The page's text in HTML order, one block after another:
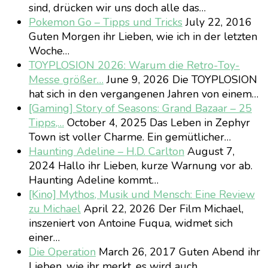
sind, drücken wir uns doch alle das…
Pokemon Go – Tipps und TricksJuly 22, 2016
Guten Morgen ihr Lieben, wie ich in der letzten
Woche…
TOYPLOSION 2026: Warum die Retro-Toy-
Messe größer… June 9, 2026 Die TOYPLOSION
hat sich in den vergangenen Jahren von einem…
[Gaming] Story of Seasons: Grand Bazaar – 25
Tipps,… October 4, 2025 Das Leben in Zephyr
Town ist voller Charme. Ein gemütlicher…
Haunting Adeline – H.D. Carlton August 7,
2024 Hallo ihr Lieben, kurze Warnung vor ab.
Haunting Adeline kommt…
[Kino] Mythos, Musik und Mensch: Eine Review
zu Michael April 22, 2026 Der Film Michael,
inszeniert von Antoine Fuqua, widmet sich
einer…
Die Operation March 26, 2017 Guten Abend ihr